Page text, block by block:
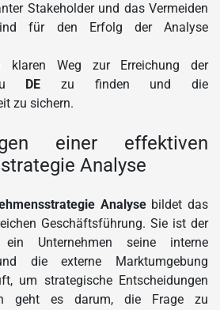
Stakeholder und das Vermeiden
für den Erfolg der Analyse
Weg zur Erreichung der
DE zu finden und die
zu sichern.
einer effektiven
Analyse
Analysebildet das
Geschäftsführung. Sie ist der
Unternehmen seine interne
die externe Marktumgebung
um strategische Entscheidungen
geht es darum, die Frage zu